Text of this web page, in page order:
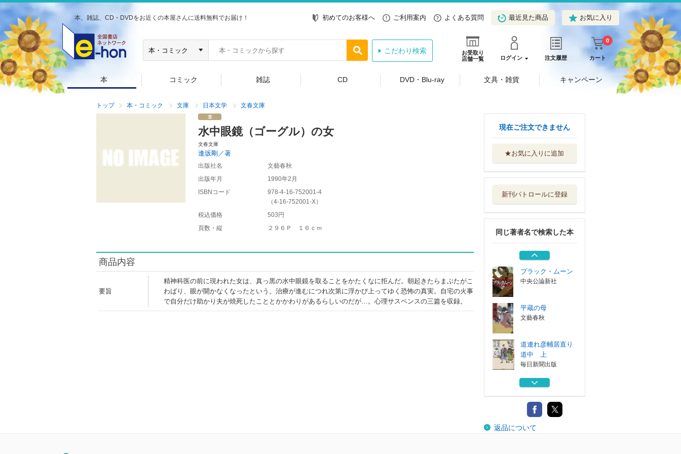
本、雑誌、CD・DVDをお近くの本屋さんに送料無料でお届け！ 初めてのお客様へ ご利用案内 よくある質問 最近見た商品 お気に入り
お受取り
店舗一覧
ログイン 注文履歴 カート
0
こだわり検索
本 コミック 雑誌 CD DVD・Blu-ray 文具・雑貨 キャンペーン
トップ 本・コミック 文庫 日本文学 文春文庫
水中眼鏡（ゴーグル）の女
文春文庫
逢坂剛／著
出版社名
文藝春秋
出版年月
1990年2月
ISBNコード
978-4-16-752001-4
（4-16-752001-X）
税込価格
503円
頁数・縦
２９６Ｐ １６ｃｍ
商品内容
要旨
精神科医の前に現われた女は、真っ黒の水中眼鏡を取ることをかたくなに拒んだ。朝起きたらまぶたがこ
わばり、眼が開かなくなったという。治療が進むにつれ次第に浮かび上ってゆく恐怖の真実。自宅の火事
で自分だけ助かり夫が焼死したこととかかわりがあるらしいのだが…。心理サスペンスの三篇を収録。
現在ご注文できません
★お気に入りに追加
新刊パトロールに登録
同じ著者名で検索した本
道連れ彦輔居直り
道中 上
道連れ彦輔居直り
毎日新聞出版
兇弾 新装版
文藝春秋
ブラック・ムーン
中央公論新社
平蔵の母
文藝春秋
道連れ彦輔居直り
道中 上
毎日新聞出版
道連れ彦輔居直り
毎日新聞出版
兇弾 新装版
文藝春秋
返品について